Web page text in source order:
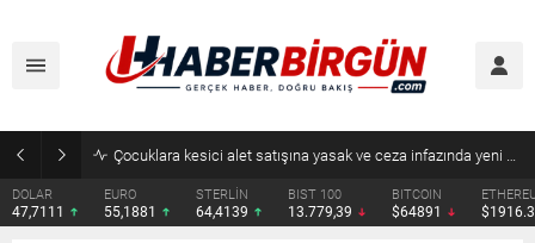
Çocuklara kesici alet satışına yasak ve ceza infazında yeni dönem
DOLAR
47,7111
EURO
55,1881
STERLİN
64,4139
BIST 100
13.779,39
BITCOIN
$64891